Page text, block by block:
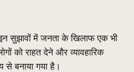
सुझावों में जनता के खिलाफ एक भी
को राहत देने और व्यावहारिक
से बनाया गया है।